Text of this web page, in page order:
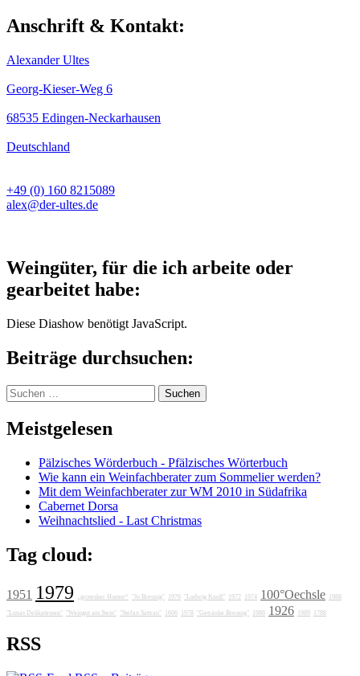
Anschrift & Kontakt:
Alexander Ultes
Georg-Kieser-Weg 6
68535 Edingen-Neckarhausen
Deutschland
+49 (0) 160 8215089
alex@der-ultes.de
Weingüter, für die ich arbeite oder
gearbeitet habe:
Diese Diashow benötigt JavaScript.
Beiträge durchsuchen:
Suchen
nach:
Meistgelesen
Pälzisches Wörderbuch - Pfälzisches Wörterbuch
Wie kann ein Weinfachberater zum Sommelier werden?
Mit dem Weinfachberater zur WM 2010 in Südafrika
Cabernet Dorsa
Weihnachtslied - Last Christmas
Tag cloud:
1951 1979 „grotesker Humor“ "Jo Breunig" 1976 "Ludwig Knoll" 1972 1974 100°Oechsle 1988
"Lunas Delikatessen" "Weingut am Stein" "Stefan Sattran" 1606 1978 "Getränke Breunig" 1986 1926 1989 1788
RSS